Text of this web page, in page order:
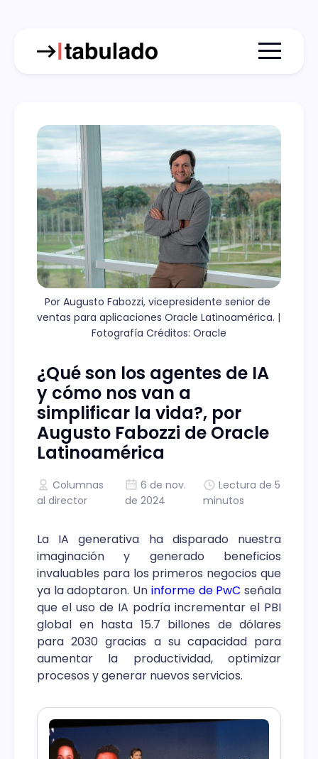
Menu
Por Augusto Fabozzi, vicepresidente senior de
ventas para aplicaciones Oracle Latinoamérica. |
Fotografía Créditos: Oracle
¿Qué son los agentes de IA
y cómo nos van a
simplificar la vida?, por
Augusto Fabozzi de Oracle
Latinoamérica
Columnas
al director
6 de nov.
de 2024
Lectura de 5
minutos
La IA generativa ha disparado nuestra
imaginación y generado beneficios
invaluables para los primeros negocios que
ya la adoptaron. Un informe de PwCseñala
que el uso de IA podría incrementar el PBI
global en hasta 15.7 billones de dólares
para 2030 gracias a su capacidad para
aumentar la productividad, optimizar
procesos y generar nuevos servicios.